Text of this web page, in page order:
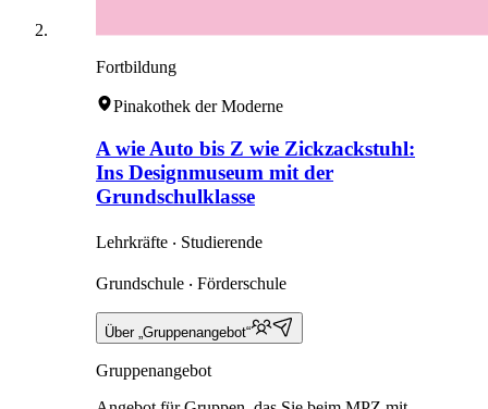
Fortbildung
Pinakothek der Moderne
A wie Auto bis Z wie Zickzackstuhl:
Ins Designmuseum mit der
Grundschulklasse
Lehrkräfte ‧ Studierende
Grundschule ‧ Förderschule
Über „Gruppenangebot“
Gruppenangebot